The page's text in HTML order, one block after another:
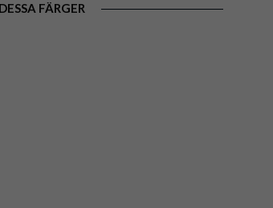
FÄRGER